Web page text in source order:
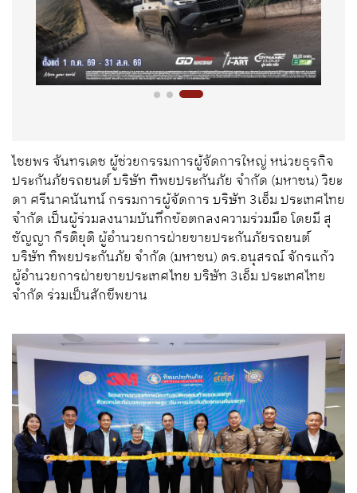
ไชยพร จันทรเดช ผู้ช่วยกรรมการผู้จัดการใหญ่ หน่วยธุรกิจ
ประกันภัยรถยนต์ บริษัท ทิพยประกันภัย จำกัด (มหาชน) วิยะ
ดา ศรีนาคนันทน์ กรรมการผู้จัดการ บริษัท 3เอ็ม ประเทศไทย
จำกัด เป็นผู้ร่วมลงนามบันทึกข้อตกลงความร่วมมือ โดยมี สุ
ชัญญา กีรติยุติ ผู้อำนวยการฝ่ายขายประกันภัยรถยนต์
บริษัท ทิพยประกันภัย จำกัด (มหาชน) ดร.อนุสรณ์ จักรแก้ว
ผู้อำนวยการฝ่ายขายประเทศไทย บริษัท 3เอ็ม ประเทศไทย
จำกัด ร่วมเป็นสักขีพยาน